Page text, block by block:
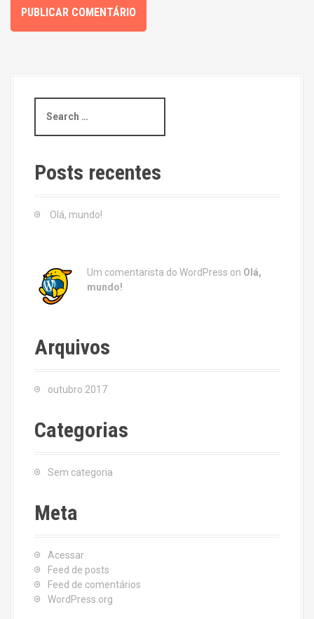
a
c
h
Posts recentes
Olá, mundo!
Um comentarista do WordPress on Olá,
mundo!
Arquivos
outubro 2017
Categorias
Sem categoria
Meta
Acessar
Feed de posts
Feed de comentários
WordPress.org